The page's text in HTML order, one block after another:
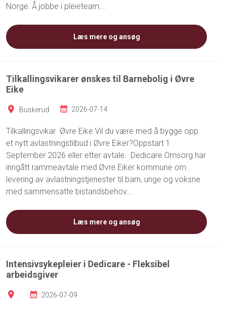
Norge. Å jobbe i pleieteam...
Læs mere og ansøg
Tilkallingsvikarer ønskes til Barnebolig i Øvre
Eike
Buskerud 2026-07-14
Tilkallingsvikar Øvre Eike Vil du være med å bygge opp
et nytt avlastningstilbud i Øvre Eiker?Oppstart 1
September 2026 eller etter avtale. Dedicare Omsorg har
inngått rammeavtale med Øvre Eiker kommune om
levering av avlastningstjenester til barn, unge og voksne
med sammensatte bistandsbehov...
Læs mere og ansøg
Intensivsykepleier i Dedicare - Fleksibel
arbeidsgiver
2026-07-09